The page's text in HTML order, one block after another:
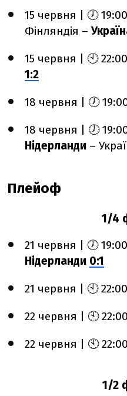
15 червня | 🕖
Фінляндія –
15 червня | 🕙
1:2
18 червня | 🕖
18 червня | 🕖
Нідерланди –
Плейоф
1/4
21 червня | 🕖
Нідерланди 0:1
21 червня | 🕙
22 червня | 🕙
22 червня | 🕙
1/2